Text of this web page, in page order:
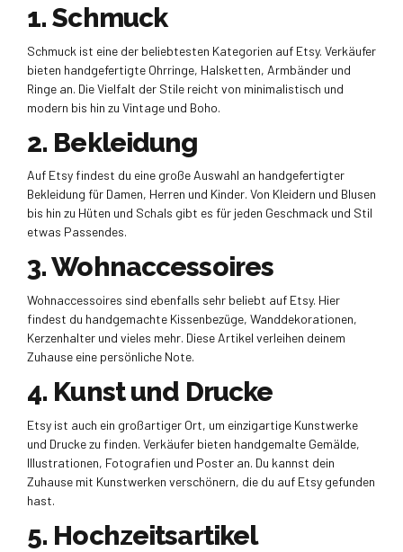
1. Schmuck
Schmuck ist eine der beliebtesten Kategorien auf Etsy. Verkäufer
bieten handgefertigte Ohrringe, Halsketten, Armbänder und
Ringe an. Die Vielfalt der Stile reicht von minimalistisch und
modern bis hin zu Vintage und Boho.
2. Bekleidung
Auf Etsy findest du eine große Auswahl an handgefertigter
Bekleidung für Damen, Herren und Kinder. Von Kleidern und Blusen
bis hin zu Hüten und Schals gibt es für jeden Geschmack und Stil
etwas Passendes.
3. Wohnaccessoires
Wohnaccessoires sind ebenfalls sehr beliebt auf Etsy. Hier
findest du handgemachte Kissenbezüge, Wanddekorationen,
Kerzenhalter und vieles mehr. Diese Artikel verleihen deinem
Zuhause eine persönliche Note.
4. Kunst und Drucke
Etsy ist auch ein großartiger Ort, um einzigartige Kunstwerke
und Drucke zu finden. Verkäufer bieten handgemalte Gemälde,
Illustrationen, Fotografien und Poster an. Du kannst dein
Zuhause mit Kunstwerken verschönern, die du auf Etsy gefunden
hast.
5. Hochzeitsartikel